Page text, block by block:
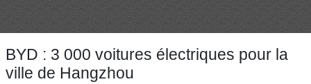
BYD : 3 000 voitures électriques pour la
ville de Hangzhou